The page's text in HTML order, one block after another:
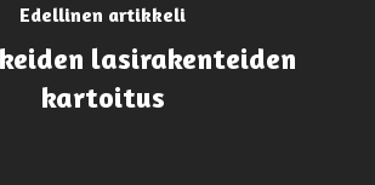
Edellinen artikkeli
lasirakenteiden
kartoitus